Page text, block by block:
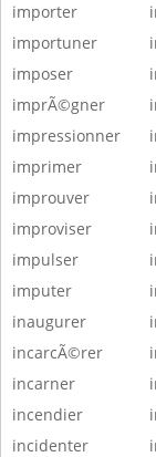
importer
importuner
imposer
imprÃ©gner
impressionner
imprimer
improuver
improviser
impulser
imputer
inaugurer
incarcÃ©rer
incarner
incendier
incidenter